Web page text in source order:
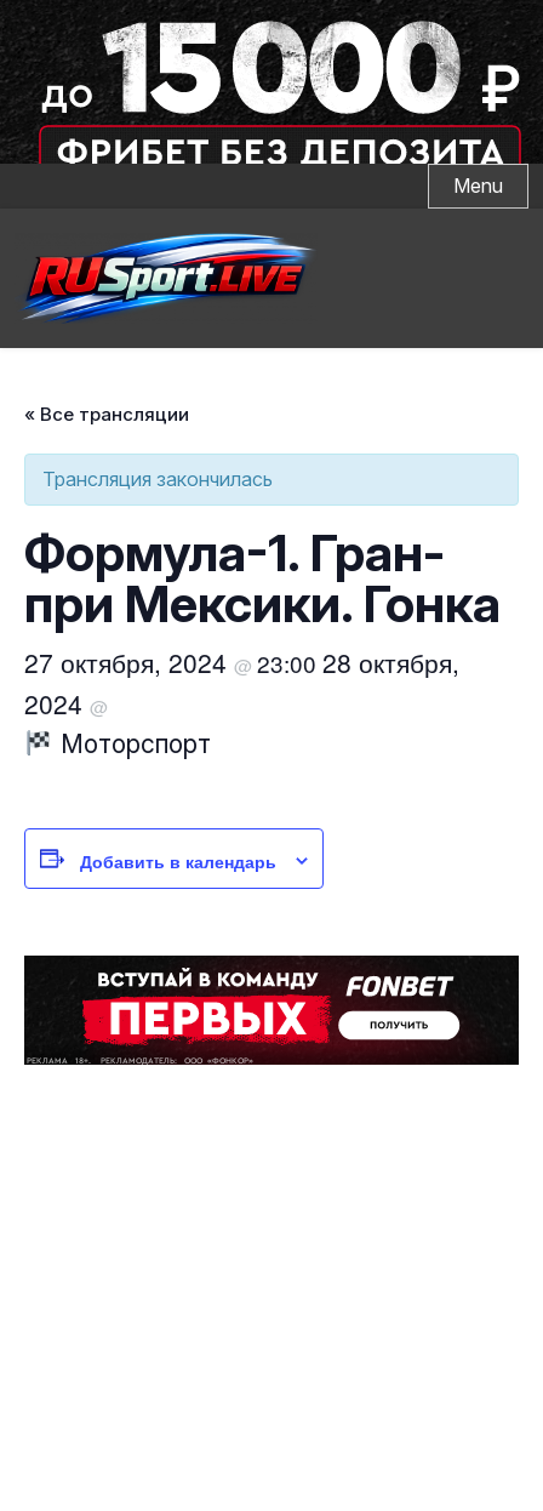
Menu
« Все трансляции
Трансляция закончилась
Формула-1. Гран-
при Мексики. Гонка
27 октября, 2024 @ 23:00 28 октября,
2024 @
Моторспорт
Добавить в календарь